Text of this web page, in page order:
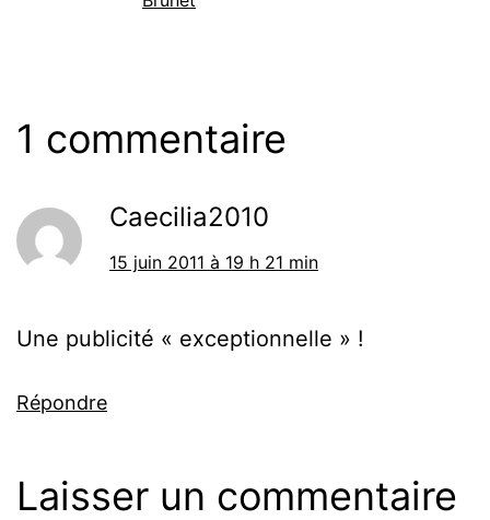
1 commentaire
Caecilia2010
15 juin 2011 à 19 h 21 min
Une publicité « exceptionnelle » !
Répondre
Laisser un commentaire